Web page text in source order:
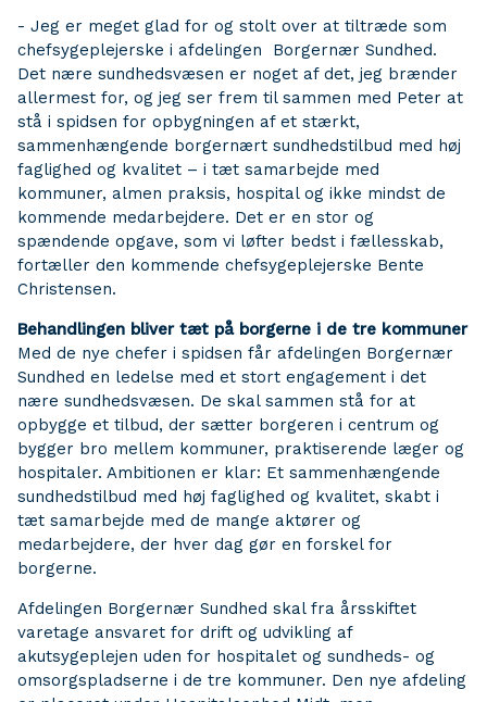
- Jeg er meget glad for og stolt over at tiltræde som
chefsygeplejerske i afdelingen Borgernær Sundhed.
Det nære sundhedsvæsen er noget af det, jeg brænder
allermest for, og jeg ser frem til sammen med Peter at
stå i spidsen for opbygningen af et stærkt,
sammenhængende borgernært sundhedstilbud med høj
faglighed og kvalitet – i tæt samarbejde med
kommuner, almen praksis, hospital og ikke mindst de
kommende medarbejdere. Det er en stor og
spændende opgave, som vi løfter bedst i fællesskab,
fortæller den kommende chefsygeplejerske Bente
Christensen.
Behandlingen bliver tæt på borgerne i de tre kommuner
Med de nye chefer i spidsen får afdelingen Borgernær
Sundhed en ledelse med et stort engagement i det
nære sundhedsvæsen. De skal sammen stå for at
opbygge et tilbud, der sætter borgeren i centrum og
bygger bro mellem kommuner, praktiserende læger og
hospitaler. Ambitionen er klar: Et sammenhængende
sundhedstilbud med høj faglighed og kvalitet, skabt i
tæt samarbejde med de mange aktører og
medarbejdere, der hver dag gør en forskel for
borgerne.
Afdelingen Borgernær Sundhed skal fra årsskiftet
varetage ansvaret for drift og udvikling af
akutsygeplejen uden for hospitalet og sundheds- og
omsorgspladserne i de tre kommuner. Den nye afdeling